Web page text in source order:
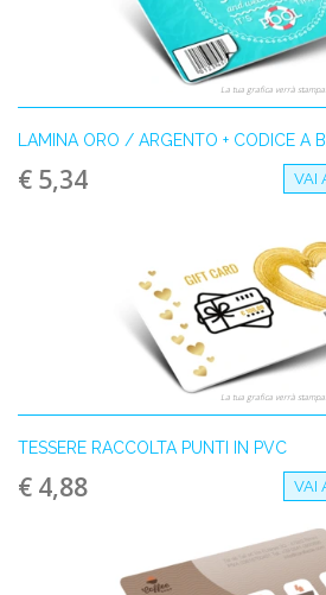
La tua grafica verrà
LAMINA ORO / ARGENTO + CODICE A
€ 5,34 VAI
La tua grafica verrà
TESSERE RACCOLTA PUNTI IN PVC
€ 4,88 VAI